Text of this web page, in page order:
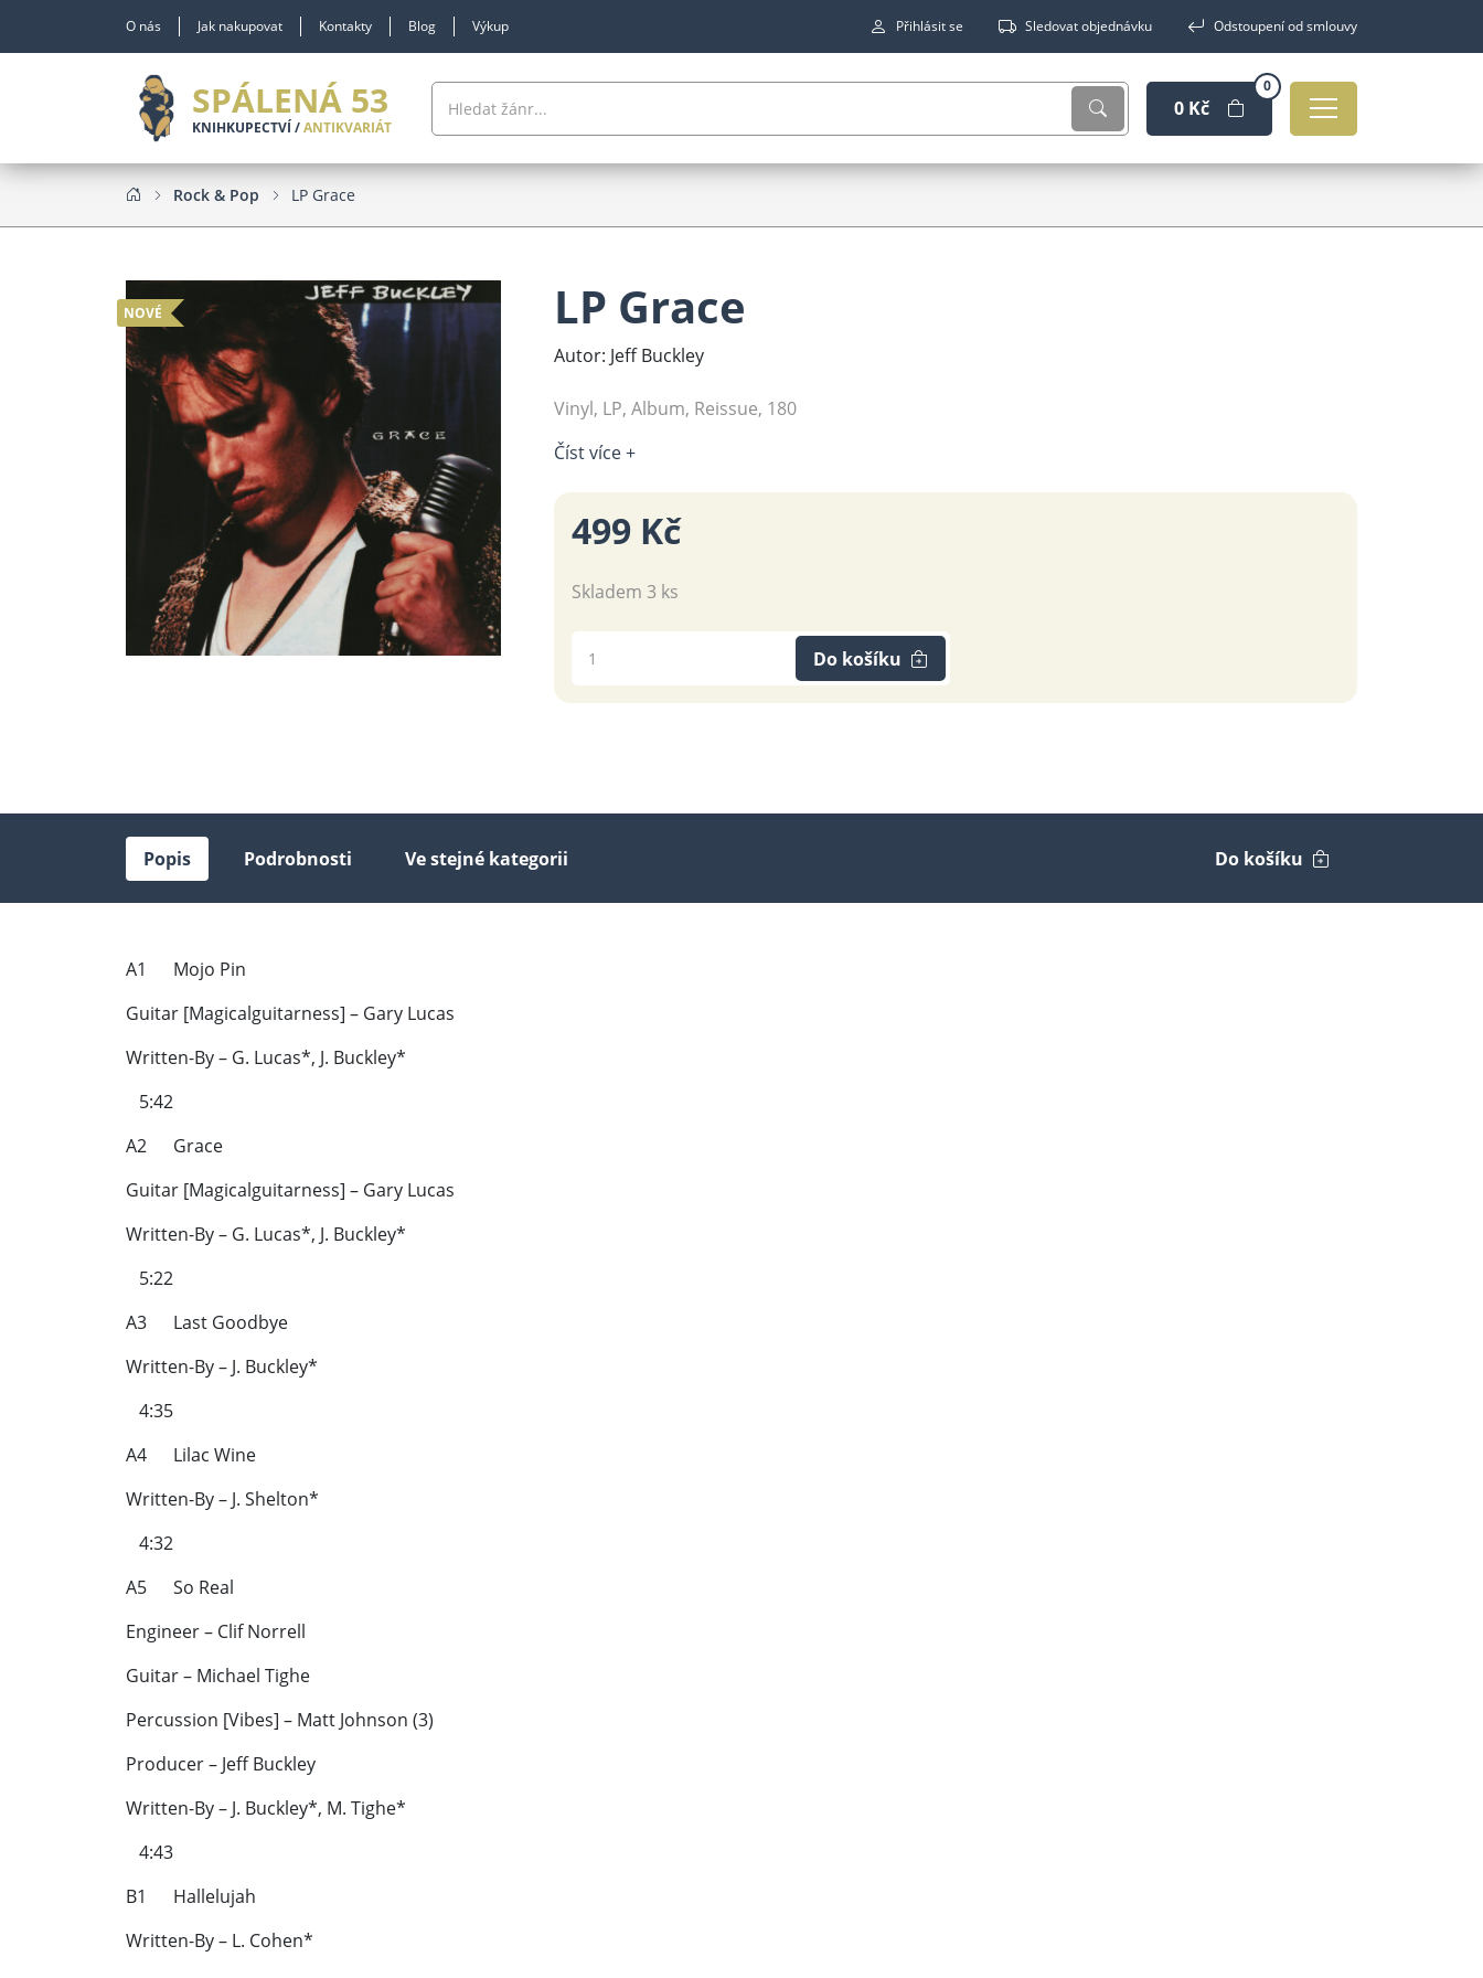
O nás Jak nakupovat Kontakty Blog Výkup Přihlásit se Sledovat objednávku Odstoupení od smlouvy
SPÁLENÁ 53
KNIHKUPECTVÍ /ANTIKVARIÁT
0 Kč
0
Rock & Pop LP Grace
NOVÉ LP Grace
Autor: Jeff Buckley
Vinyl, LP, Album, Reissue, 180
Číst více +
499 Kč
Skladem 3 ks
Do košíku
Popis Podrobnosti Ve stejné kategorii Do košíku
A1 Mojo Pin
Guitar [Magicalguitarness] – Gary Lucas
Written-By – G. Lucas*, J. Buckley*
5:42
A2 Grace
Guitar [Magicalguitarness] – Gary Lucas
Written-By – G. Lucas*, J. Buckley*
5:22
A3 Last Goodbye
Written-By – J. Buckley*
4:35
A4 Lilac Wine
Written-By – J. Shelton*
4:32
A5 So Real
Engineer – Clif Norrell
Guitar – Michael Tighe
Percussion [Vibes] – Matt Johnson (3)
Producer – Jeff Buckley
Written-By – J. Buckley*, M. Tighe*
4:43
B1 Hallelujah
Written-By – L. Cohen*